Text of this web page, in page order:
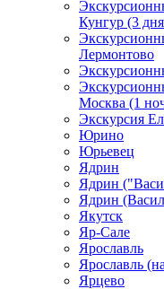
Кунгур (3
Лермонтово
Москва (1
Экскурсия
Юрино
Юрьевец
Ядрин
Ядрин
Ядрин
Якутск
Яр-Сале
Ярославль
Ярославль
Ярцево